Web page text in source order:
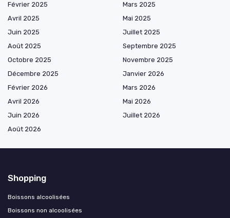
Février 2025
Mars 2025
Avril 2025
Mai 2025
Juin 2025
Juillet 2025
Août 2025
Septembre 2025
Octobre 2025
Novembre 2025
Décembre 2025
Janvier 2026
Février 2026
Mars 2026
Avril 2026
Mai 2026
Juin 2026
Juillet 2026
Août 2026
Shopping
Boissons alcoolisées
Boissons non alcoolisées